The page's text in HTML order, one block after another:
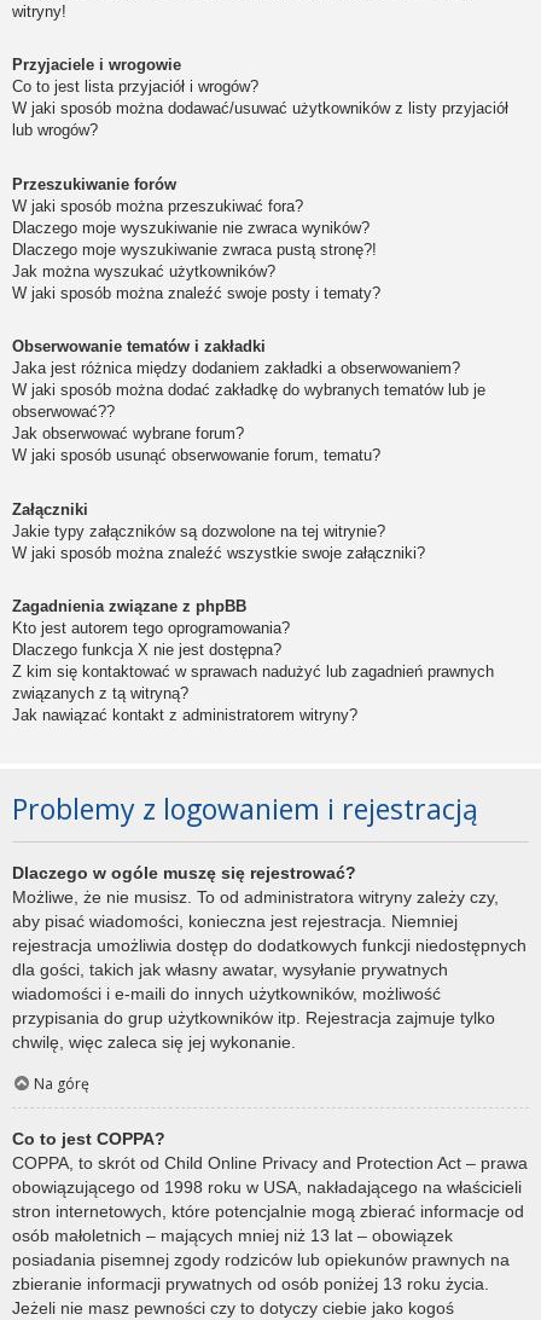
witryny!
Przyjaciele i wrogowie
Co to jest lista przyjaciół i wrogów?
W jaki sposób można dodawać/usuwać użytkowników z listy przyjaciół
lub wrogów?
Przeszukiwanie forów
W jaki sposób można przeszukiwać fora?
Dlaczego moje wyszukiwanie nie zwraca wyników?
Dlaczego moje wyszukiwanie zwraca pustą stronę?!
Jak można wyszukać użytkowników?
W jaki sposób można znaleźć swoje posty i tematy?
Obserwowanie tematów i zakładki
Jaka jest różnica między dodaniem zakładki a obserwowaniem?
W jaki sposób można dodać zakładkę do wybranych tematów lub je
obserwować??
Jak obserwować wybrane forum?
W jaki sposób usunąć obserwowanie forum, tematu?
Załączniki
Jakie typy załączników są dozwolone na tej witrynie?
W jaki sposób można znaleźć wszystkie swoje załączniki?
Zagadnienia związane z phpBB
Kto jest autorem tego oprogramowania?
Dlaczego funkcja X nie jest dostępna?
Z kim się kontaktować w sprawach nadużyć lub zagadnień prawnych
związanych z tą witryną?
Jak nawiązać kontakt z administratorem witryny?
Problemy z logowaniem i rejestracją
Dlaczego w ogóle muszę się rejestrować?
Możliwe, że nie musisz. To od administratora witryny zależy czy,
aby pisać wiadomości, konieczna jest rejestracja. Niemniej
rejestracja umożliwia dostęp do dodatkowych funkcji niedostępnych
dla gości, takich jak własny awatar, wysyłanie prywatnych
wiadomości i e-maili do innych użytkowników, możliwość
przypisania do grup użytkowników itp. Rejestracja zajmuje tylko
chwilę, więc zaleca się jej wykonanie.
Na górę
Co to jest COPPA?
COPPA, to skrót od Child Online Privacy and Protection Act – prawa
obowiązującego od 1998 roku w USA, nakładającego na właścicieli
stron internetowych, które potencjalnie mogą zbierać informacje od
osób małoletnich – mających mniej niż 13 lat – obowiązek
posiadania pisemnej zgody rodziców lub opiekunów prawnych na
zbieranie informacji prywatnych od osób poniżej 13 roku życia.
Jeżeli nie masz pewności czy to dotyczy ciebie jako kogoś